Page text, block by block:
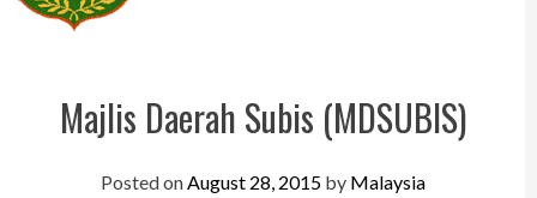
Perak
N.Sembilan
Majlis Daerah Subis (MDSUBIS)
Posted onAugust 28, 2015by Malaysia